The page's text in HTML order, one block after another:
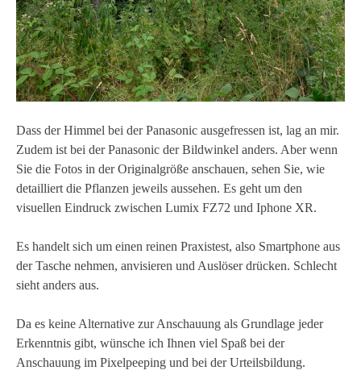
Dass der Himmel bei der Panasonic ausgefressen ist, lag an mir.
Zudem ist bei der Panasonic der Bildwinkel anders. Aber wenn
Sie die Fotos in der Originalgröße anschauen, sehen Sie, wie
detailliert die Pflanzen jeweils aussehen. Es geht um den
visuellen Eindruck zwischen Lumix FZ72 und Iphone XR.
Es handelt sich um einen reinen Praxistest, also Smartphone aus
der Tasche nehmen, anvisieren und Auslöser drücken. Schlecht
sieht anders aus.
Da es keine Alternative zur Anschauung als Grundlage jeder
Erkenntnis gibt, wünsche ich Ihnen viel Spaß bei der
Anschauung im Pixelpeeping und bei der Urteilsbildung.